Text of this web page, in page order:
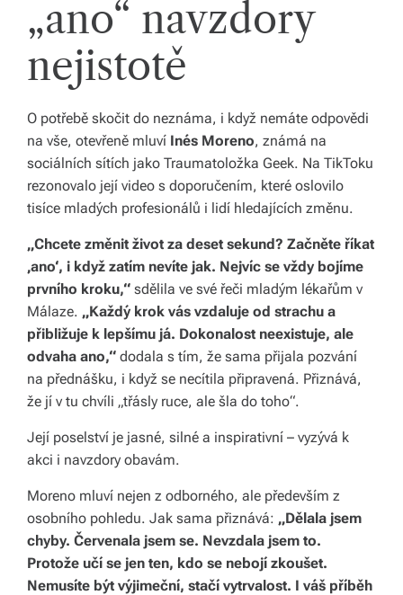
„ano“ navzdory
nejistotě
O potřebě skočit do neznáma, i když nemáte odpovědi
na vše, otevřeně mluví Inés Moreno, známá na
sociálních sítích jako Traumatoložka Geek. Na TikToku
rezonovalo její video s doporučením, které oslovilo
tisíce mladých profesionálů i lidí hledajících změnu.
„Chcete změnit život za deset sekund? Začněte říkat
‚ano‘, i když zatím nevíte jak. Nejvíc se vždy bojíme
prvního kroku,“ sdělila ve své řeči mladým lékařům v
Málaze. „Každý krok vás vzdaluje od strachu a
přibližuje k lepšímu já. Dokonalost neexistuje, ale
odvaha ano,“ dodala s tím, že sama přijala pozvání
na přednášku, i když se necítila připravená. Přiznává,
že jí v tu chvíli „třásly ruce, ale šla do toho“.
Její poselství je jasné, silné a inspirativní – vyzývá k
akci i navzdory obavám.
Moreno mluví nejen z odborného, ale především z
osobního pohledu. Jak sama přiznává: „Dělala jsem
chyby. Červenala jsem se. Nevzdala jsem to.
Protože učí se jen ten, kdo se nebojí zkoušet.
Nemusíte být výjimeční, stačí vytrvalost. I váš příběh